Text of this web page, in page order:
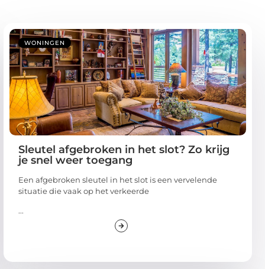
WONINGEN
Sleutel afgebroken in het slot? Zo krijg
je snel weer toegang
Een afgebroken sleutel in het slot is een vervelende
situatie die vaak op het verkeerde
...